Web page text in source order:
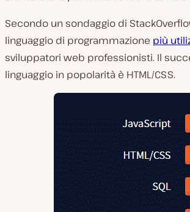
Secondo un sondaggio di
linguaggio di programmazione più
sviluppatori web professionisti. Il
linguaggio in popolarità è HTML/CSS.